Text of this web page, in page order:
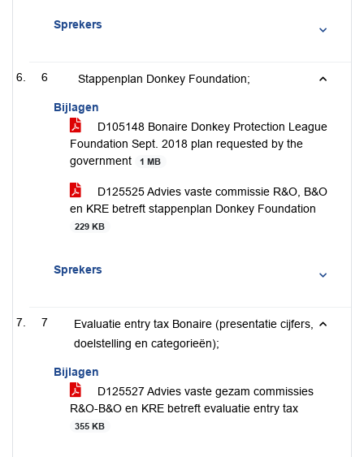
Sprekers
6 Stappenplan Donkey Foundation;
Bijlagen
D105148 Bonaire Donkey Protection League
Foundation Sept. 2018 plan requested by the
government
1 MB
D125525 Advies vaste commissie R&O, B&O
en KRE betreft stappenplan Donkey Foundation
229 KB
Sprekers
7
Evaluatie entry tax Bonaire (presentatie cijfers,
doelstelling en categorieën);
Bijlagen
D125527 Advies vaste gezam commissies
R&O-B&O en KRE betreft evaluatie entry tax
355 KB